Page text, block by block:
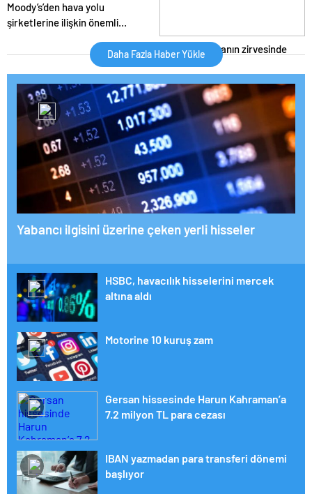
Moody’s’den hava yolu
şirketlerine ilişkin önemli
Petrol 12 haftanın zirvesinde
Daha Fazla Haber Yükle
Yabancı ilgisini üzerine çeken yerli hisseler
HSBC, havacılık hisselerini mercek
altına aldı
Motorine 10 kuruş zam
Gersan hissesinde Harun Kahraman’a
7.2 milyon TL para cezası
IBAN yazmadan para transferi dönemi
başlıyor